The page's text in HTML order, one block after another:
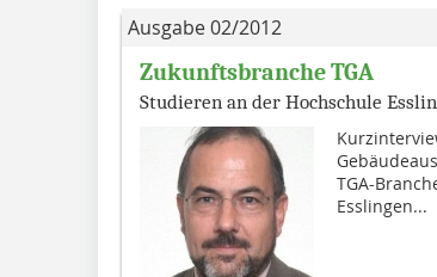
Ausgabe 02/2012
Zukunftsbranche TGA
Studieren an der Hochschule
TGA-
Esslingen...